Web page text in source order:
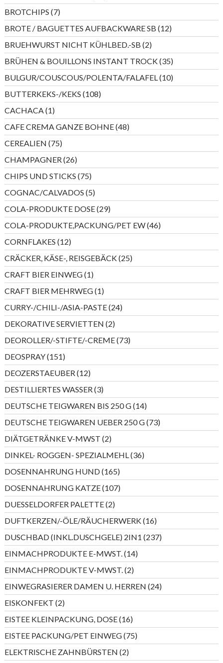
Produkte
BROTCHIPS 77
Produkte
BROTE / BAGUETTES AUFBACKWARE SB 1212
Produkte
BRUEHWURST NICHT KÜHLBED.-SB 22
Produkte
BRÜHEN & BOUILLONS INSTANT TROCK 3535
Produkte
BULGUR/COUSCOUS/POLENTA/FALAFEL 1010
Produkte
BUTTERKEKS-/KEKS 108108
Produkte
CACHACA 11
Produkt
CAFE CREMA GANZE BOHNE 4848
Produkte
CEREALIEN 7575
Produkte
CHAMPAGNER 2626
Produkte
CHIPS UND STICKS 7575
Produkte
COGNAC/CALVADOS 55
Produkte
COLA-PRODUKTE DOSE 2929
Produkte
COLA-PRODUKTE,PACKUNG/PET EW 4646
Produkte
CORNFLAKES 1212
Produkte
CRÄCKER, KÄSE-, REISGEBÄCK 2525
Produkte
CRAFT BIER EINWEG 11
Produkt
CRAFT BIER MEHRWEG 11
Produkt
CURRY-/CHILI-/ASIA-PASTE 2424
Produkte
DEKORATIVE SERVIETTEN 22
Produkte
DEOROLLER/-STIFTE/-CREME 7373
Produkte
DEOSPRAY 151151
Produkte
DEOZERSTAEUBER 1212
Produkte
DESTILLIERTES WASSER 33
Produkte
DEUTSCHE TEIGWAREN BIS 250 G 1414
Produkte
DEUTSCHE TEIGWAREN UEBER 250 G 7373
Produkte
DIÄTGETRÄNKE V-MWST 22
Produkte
DINKEL- ROGGEN- SPEZIALMEHL 3636
Produkte
DOSENNAHRUNG HUND 165165
Produkte
DOSENNAHRUNG KATZE 107107
Produkte
DUESSELDORFER PALETTE 22
Produkte
DUFTKERZEN/-ÖLE/RÄUCHERWERK 1616
Produkte
DUSCHBAD (INKL.DUSCHGELE) 2IN1 237237
Produkte
EINMACHPRODUKTE E-MWST. 1414
Produkte
EINMACHPRODUKTE V-MWST. 22
Produkte
EINWEGRASIERER DAMEN U. HERREN 2424
Produkte
EISKONFEKT 22
Produkte
EISTEE KLEINPACKUNG, DOSE 1616
Produkte
EISTEE PACKUNG/PET EINWEG 7575
Produkte
ELEKTRISCHE ZAHNBÜRSTEN 22